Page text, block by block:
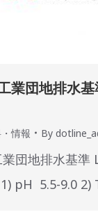
業団地排水
情報 By
団地排水基準
pH 5.5-9.0 2)